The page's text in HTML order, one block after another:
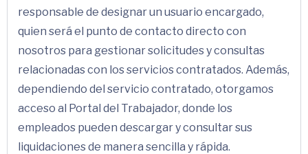
responsable de designar un usuario encargado,
quien será el punto de contacto directo con
nosotros para gestionar solicitudes y consultas
relacionadas con los servicios contratados. Además,
dependiendo del servicio contratado, otorgamos
acceso al Portal del Trabajador, donde los
empleados pueden descargar y consultar sus
liquidaciones de manera sencilla y rápida.